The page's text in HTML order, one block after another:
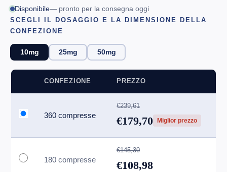
Disponibile— pronto per la consegna oggi
SCEGLI IL DOSAGGIO E LA DIMENSIONE DELLA
CONFEZIONE
10mg 25mg 50mg
CONFEZIONE PREZZO
360 compresse
€239,61
€179,70 Miglior prezzo
180 compresse
€145,30
€108,98